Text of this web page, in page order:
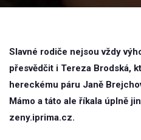
Slavné rodiče nejsou vždy
přesvědčit i Tereza Brodská,
hereckému páru Janě
Mámo a táto ale říkala úplně
zeny.iprima.cz.